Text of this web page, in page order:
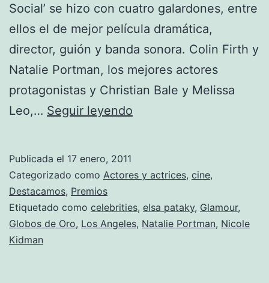
Social’ se hizo con cuatro galardones, entre
ellos el de mejor película dramática,
director, guión y banda sonora. Colin Firth y
Natalie Portman, los mejores actores
protagonistas y Christian Bale y Melissa
Leo,… Seguir leyendo
2010
Publicada el 17 enero, 2011
Categorizado como Actores y actrices, cine,
Destacamos, Premios
Etiquetado como celebrities, elsa pataky, Glamour,
Globos de Oro, Los Angeles, Natalie Portman, Nicole
Kidman